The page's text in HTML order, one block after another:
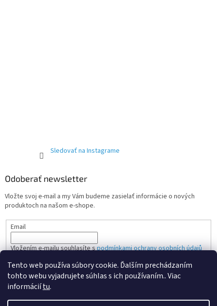
Tento web používa súbory cookie. Ďalším prechádzaním
tohto webu vyjadrujete súhlas s ich používaním.. Viac
informáciítu.
Sledovať na Instagrame
Odoberať newsletter
Vložte svoj e-mail a my Vám budeme zasielať informácie o nových
produktoch na našom e-shope.
Email
Vložením e-mailu souhlasíte spodmínkami ochrany osobních údajů
PRIHLÁSIŤ SA